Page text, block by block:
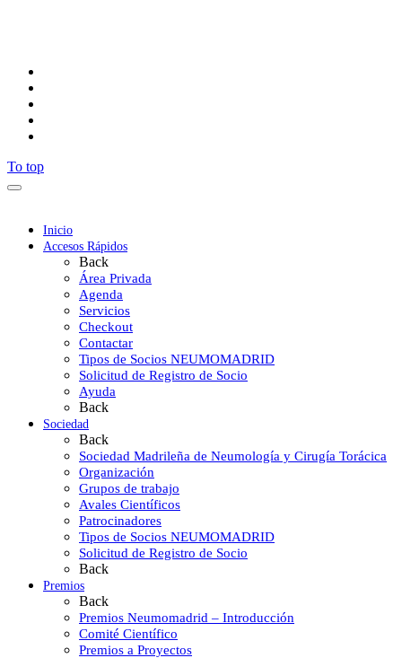
To top
Inicio
Accesos Rápidos
Back
Área Privada
Agenda
Servicios
Checkout
Contactar
Tipos de Socios NEUMOMADRID
Solicitud de Registro de Socio
Ayuda
Back
Sociedad
Back
Sociedad Madrileña de Neumología y Cirugía Torácica
Organización
Grupos de trabajo
Avales Científicos
Patrocinadores
Tipos de Socios NEUMOMADRID
Solicitud de Registro de Socio
Back
Premios
Back
Premios Neumomadrid – Introducción
Comité Científico
Premios a Proyectos